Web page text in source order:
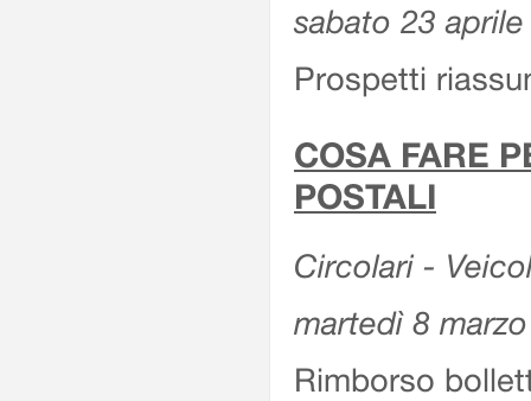
sabato 23
Prospetti
COSA FARE
POSTALI
Circolari -
martedì 8
Rimborso